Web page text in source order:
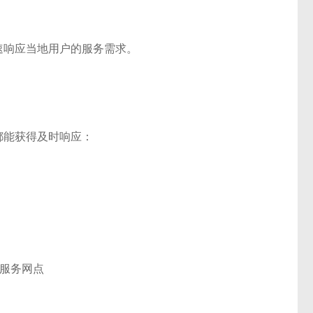
应当地用户的服务需求。
获得及时响应：
务网点